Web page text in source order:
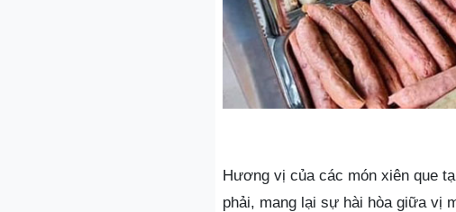
Hương vị của các món xiên que
phải, mang lại sự hài hòa giữa vị